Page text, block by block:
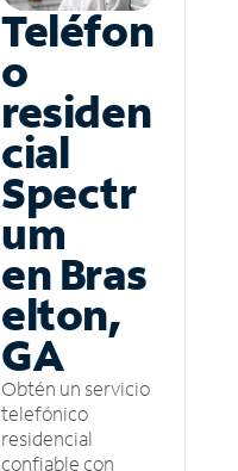
Teléfon
o
residen
cial
Spectr
um
en Bras
elton,
GA
Obtén un servicio
telefónico
residencial
confiable con